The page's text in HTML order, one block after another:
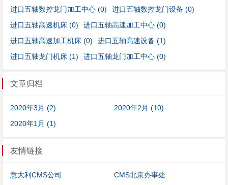
进口五轴数控龙门加工中心 (0) 进口五轴数控龙门设备 (0)
进口五轴高速机床 (0) 进口五轴高速加工中心 (0)
进口五轴高速加工机床 (0) 进口五轴高速设备 (1)
进口五轴龙门机床 (1) 进口五轴龙门加工中心 (0)
文章归档
2020年3月 (2)
2020年2月 (10)
2020年1月 (1)
友情链接
意大利CMS公司 CMS北京办事处